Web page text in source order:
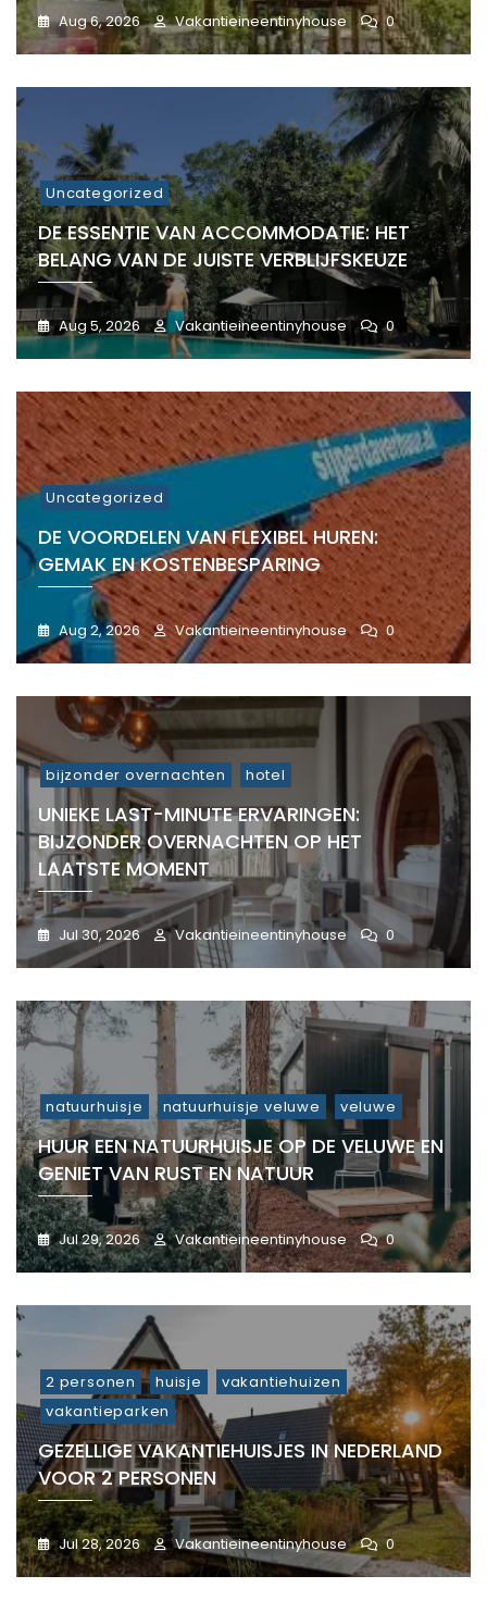
Aug 6, 2026 Vakantieineentinyhouse 0
Uncategorized
DE ESSENTIE VAN ACCOMMODATIE: HET
BELANG VAN DE JUISTE VERBLIJFSKEUZE
Aug 5, 2026 Vakantieineentinyhouse 0
Uncategorized
DE VOORDELEN VAN FLEXIBEL HUREN:
GEMAK EN KOSTENBESPARING
Aug 2, 2026 Vakantieineentinyhouse 0
bijzonder overnachten hotel
UNIEKE LAST-MINUTE ERVARINGEN:
BIJZONDER OVERNACHTEN OP HET
LAATSTE MOMENT
Jul 30, 2026 Vakantieineentinyhouse 0
natuurhuisje natuurhuisje veluwe veluwe
HUUR EEN NATUURHUISJE OP DE VELUWE EN
GENIET VAN RUST EN NATUUR
Jul 29, 2026 Vakantieineentinyhouse 0
2 personen huisje
vakantiehuizen
vakantieparken
GEZELLIGE VAKANTIEHUISJES IN NEDERLAND
VOOR 2 PERSONEN
Jul 28, 2026 Vakantieineentinyhouse 0